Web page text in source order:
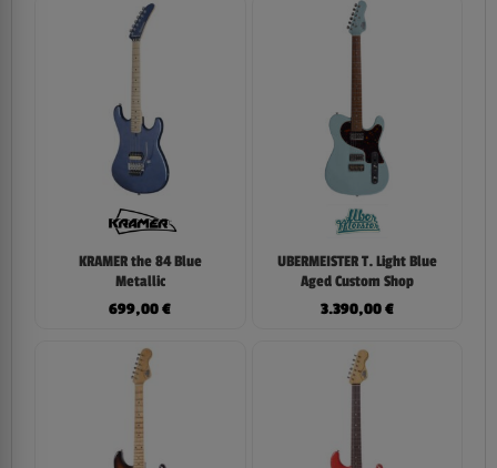
KRAMER the 84 Blue
Metallic
699,00€
UBERMEISTER T. Light Blue
Aged Custom Shop
3.390,00€